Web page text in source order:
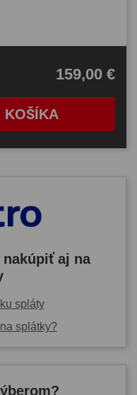
KOŠÍKA
159,00 €
nakúpiť aj na
spláty
splátky?